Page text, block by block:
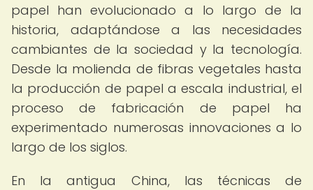
papel han evolucionado a lo largo de la
historia, adaptándose a las necesidades
cambiantes de la sociedad y la tecnología.
Desde la molienda de fibras vegetales hasta
la producción de papel a escala industrial, el
proceso de fabricación de papel ha
experimentado numerosas innovaciones a lo
largo de los siglos.
En la antigua China, las técnicas de